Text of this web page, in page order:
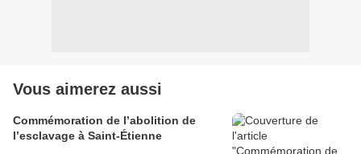
Vous aimerez aussi
Commémoration de l’abolition de
l’esclavage à Saint-Étienne